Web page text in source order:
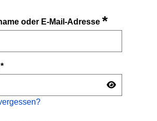
oder E-Mail-Adresse*
*